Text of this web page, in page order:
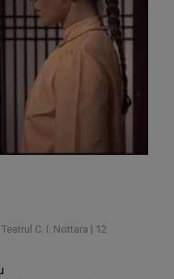
C. I. Nottara | 12